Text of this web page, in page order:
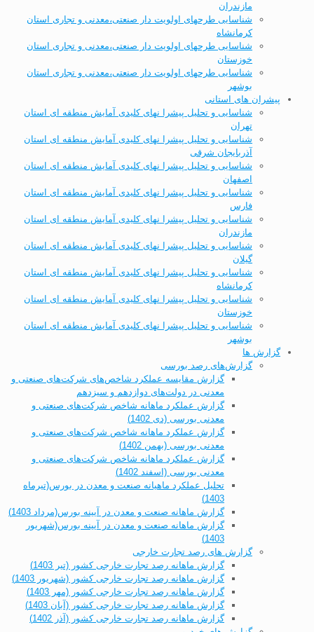
مازندران
شناسایی طرحهای اولویت دار صنعتی،معدنی و تجاری استان
کرمانشاه
شناسایی طرحهای اولویت دار صنعتی،معدنی و تجاری استان
خوزستان
شناسایی طرحهای اولویت دار صنعتی،معدنی و تجاری استان
بوشهر
پیشران های استانی
شناسایی و تحلیل پیشرا نهای کلیدی آمایش منطقه ای استان
تهران
شناسایی و تحلیل پیشرا نهای کلیدی آمایش منطقه ای استان
آذربایجان شرقی
شناسایی و تحلیل پیشرا نهای کلیدی آمایش منطقه ای استان
اصفهان
شناسایی و تحلیل پیشرا نهای کلیدی آمایش منطقه ای استان
فارس
شناسایی و تحلیل پیشرا نهای کلیدی آمایش منطقه ای استان
مازندران
شناسایی و تحلیل پیشرا نهای کلیدی آمایش منطقه ای استان
گیلان
شناسایی و تحلیل پیشرا نهای کلیدی آمایش منطقه ای استان
کرمانشاه
شناسایی و تحلیل پیشرا نهای کلیدی آمایش منطقه ای استان
خوزستان
شناسایی و تحلیل پیشرا نهای کلیدی آمایش منطقه ای استان
بوشهر
گزارش ها
گزارش‌های رصد بورسی
گزارش مقایسه عملکرد شاخص‌های شرکت‌های صنعتی و
معدنی در دولت‌های دوازدهم و سیزدهم
گزارش عملکرد ماهانه شاخص شرکت‌های صنعتی و
معدنی بورسی (دی 1402)
گزارش عملکرد ماهانه شاخص شرکت‌های صنعتی و
معدنی بورسی (بهمن 1402)
گزارش عملکرد ماهانه شاخص شرکت‌های صنعتی و
معدنی بورسی (اسفند 1402)
تحلیل عملکرد ماهیانه صنعت و معدن در بورس(تیرماه
1403)
گزارش ماهانه صنعت و معدن در آیینه بورس(مرداد 1403)
گزارش ماهانه صنعت و معدن در آیینه بورس(شهریور
1403)
گزارش های رصد تجارت خارجی
گزارش ماهانه رصد تجارت خارجی کشور (تیر 1403)
گزارش ماهانه رصد تجارت خارجی کشور (شهریور 1403)
گزارش ماهانه رصد تجارت خارجی کشور (مهر 1403)
گزارش ماهانه رصد تجارت خارجی کشور (آبان 1403)
گزارش ماهانه رصد تجارت خارجی کشور (آذر 1402)